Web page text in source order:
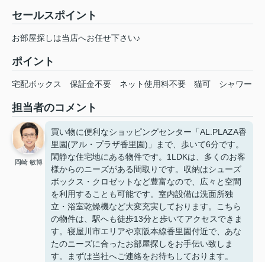
セールスポイント
お部屋探しは当店へお任せ下さい♪
ポイント
宅配ボックス 保証金不要 ネット使用料不要 猫可 シャワー
担当者のコメント
岡崎 敏博
買い物に便利なショッピングセンター「AL.PLAZA香
里園(アル・プラザ香里園)」まで、歩いて6分です。
閑静な住宅地にある物件です。1LDKは、多くのお客
様からのニーズがある間取りです。収納はシューズ
ボックス・クロゼットなど豊富なので、広々と空間
を利用することも可能です。室内設備は洗面所独
立・浴室乾燥機など大変充実しております。こちら
の物件は、駅へも徒歩13分と歩いてアクセスできま
す。寝屋川市エリアや京阪本線香里園付近で、あな
たのニーズに合ったお部屋探しをお手伝い致しま
す。まずは当社へご連絡をお待ちしております。